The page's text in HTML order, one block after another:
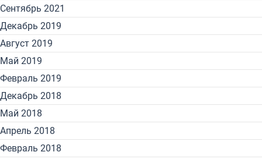
Сентябрь 2021
Декабрь 2019
Август 2019
Май 2019
Февраль 2019
Декабрь 2018
Май 2018
Апрель 2018
Февраль 2018